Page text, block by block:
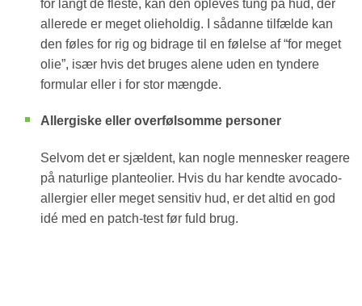
for langt de fleste, kan den opleves tung på hud, der
allerede er meget olieholdig. I sådanne tilfælde kan
den føles for rig og bidrage til en følelse af “for meget
olie”, især hvis det bruges alene uden en tyndere
formular eller i for stor mængde.
Allergiske eller overfølsomme personer
Selvom det er sjældent, kan nogle mennesker reagere
på naturlige planteolier. Hvis du har kendte avocado-
allergier eller meget sensitiv hud, er det altid en god
idé med en patch-test før fuld brug.